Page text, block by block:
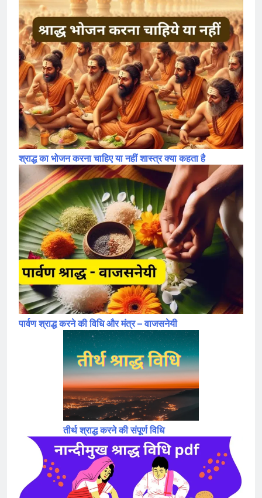
श्राद्ध का भोजन करना चाहिए या नहीं शास्त्र क्या कहता है
पार्वण श्राद्ध करने की विधि और मंत्र – वाजसनेयी
तीर्थ श्राद्ध करने की संपूर्ण विधि